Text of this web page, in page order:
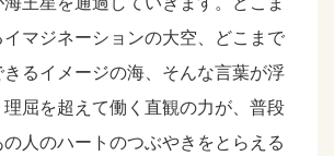
マジネーションの大空、どこまで
きるイメージの海、そんな言葉が浮
屈を超えて働く直観の力が、普段
人のハートのつぶやきをとらえる